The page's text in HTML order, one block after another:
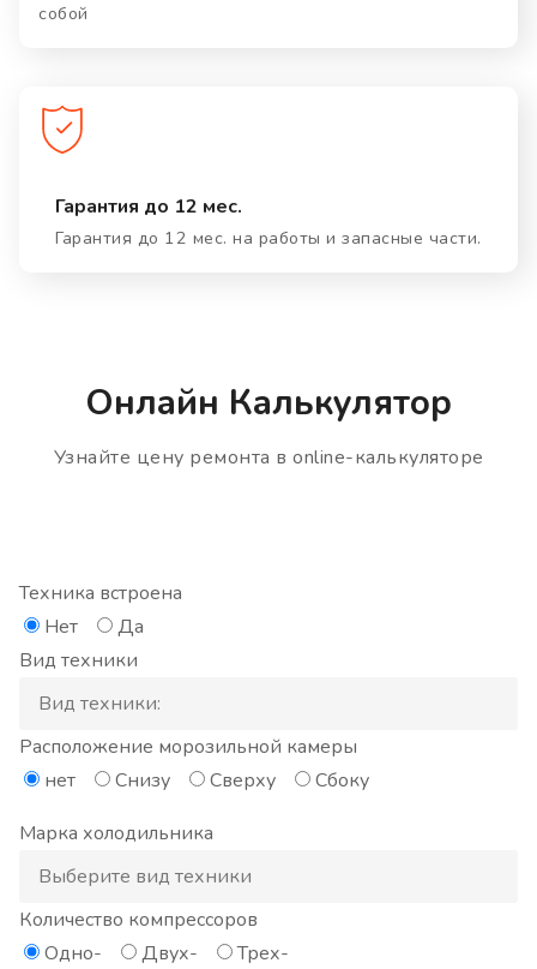
собой
Гарантия до 12 мес.
Гарантия до 12 мес. на работы и запасные части.
Онлайн Калькулятор
Узнайте цену ремонта в online-калькуляторе
Техника встроена
Нет
Да
Вид техники
Расположение морозильной камеры
нет
Снизу Сверху
Сбоку
Марка холодильника
Количество компрессоров
Одно-
Двух-
Трех-